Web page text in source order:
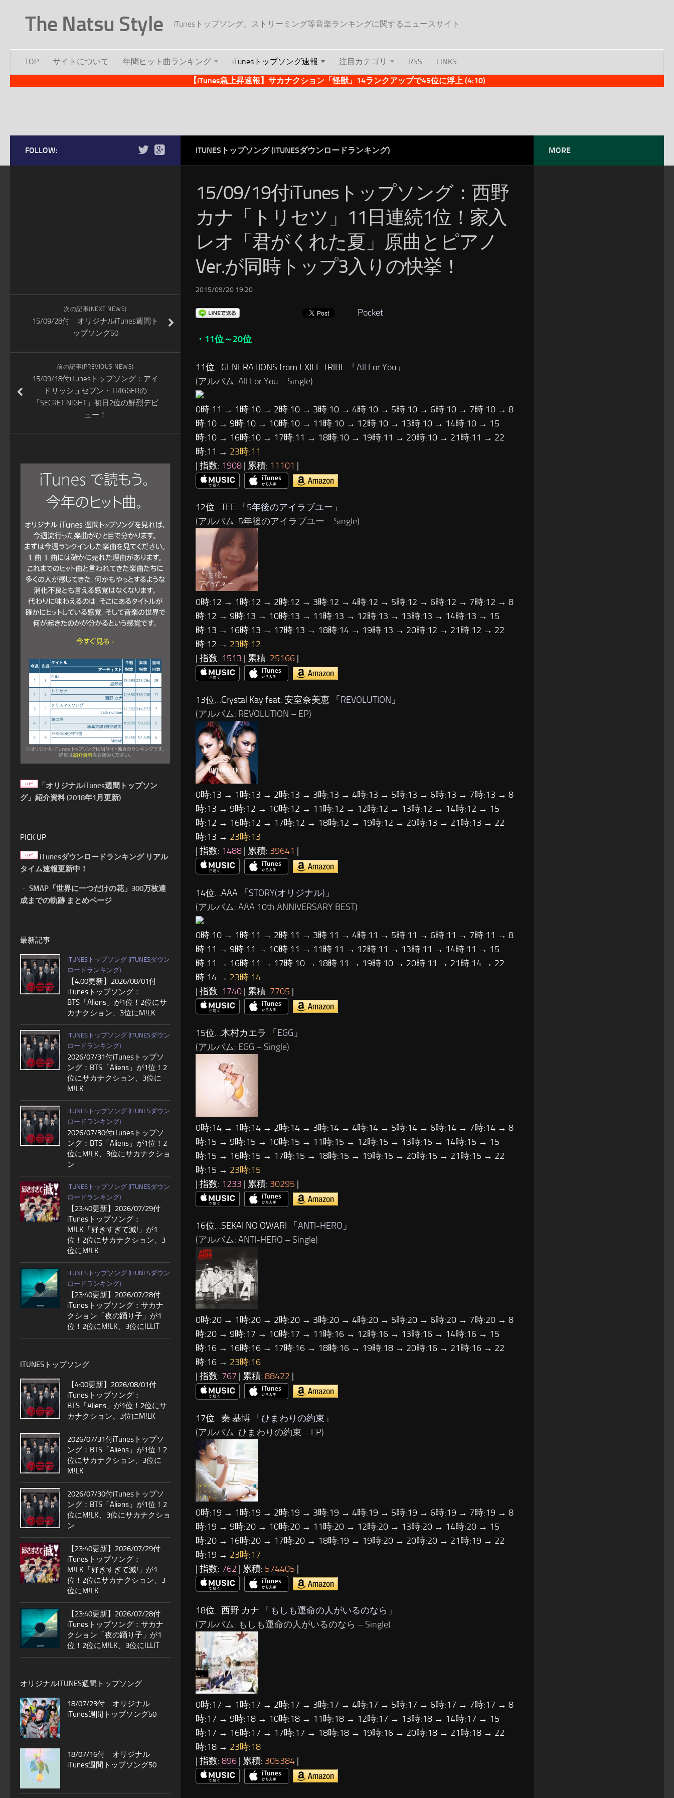
The Natsu Style iTunesトップソング、ストリーミング等音楽ランキングに関するニュースサイト
TOP サイトについて 年間ヒット曲ランキング iTunesトップソング速報 注目カテゴリ RSS
LINKS
【iTunes急上昇速報】サカナクション「怪獣」14ランクアップで45位に浮上 (4:10)
ITUNESトップソング (ITUNESダウンロードランキング)
15/09/19付iTunesトップソング：西野
カナ「トリセツ」11日連続1位！家入
レオ「君がくれた夏」原曲とピアノ
Ver.が同時トップ3入りの快挙！
2015/09/20 19:20
Pocket
・11位～20位
11位…GENERATIONS from EXILE TRIBE 「 All For You 」
(アルバム: All For You – Single)
0時:11 → 1時:10 → 2時:10 → 3時:10 → 4時:10 → 5時:10 → 6時:10 → 7時:10 → 8
時:10 → 9時:10 → 10時:10 → 11時:10 → 12時:10 → 13時:10 → 14時:10 → 15
時:10 → 16時:10 → 17時:11 → 18時:10 → 19時:11 → 20時:10 → 21時:11 → 22
時:11 → 23時:11
| 指数: 1908 | 累積: 11101 |
12位…TEE 「 5年後のアイラブユー 」
(アルバム: 5年後のアイラブユー – Single)
0時:12 → 1時:12 → 2時:12 → 3時:12 → 4時:12 → 5時:12 → 6時:12 → 7時:12 → 8
時:12 → 9時:13 → 10時:13 → 11時:13 → 12時:13 → 13時:13 → 14時:13 → 15
時:13 → 16時:13 → 17時:13 → 18時:14 → 19時:13 → 20時:12 → 21時:12 → 22
時:12 → 23時:12
| 指数: 1513 | 累積: 25166 |
13位…Crystal Kay feat. 安室奈美恵 「 REVOLUTION 」
(アルバム: REVOLUTION – EP)
0時:13 → 1時:13 → 2時:13 → 3時:13 → 4時:13 → 5時:13 → 6時:13 → 7時:13 → 8
時:13 → 9時:12 → 10時:12 → 11時:12 → 12時:12 → 13時:12 → 14時:12 → 15
時:12 → 16時:12 → 17時:12 → 18時:12 → 19時:12 → 20時:13 → 21時:13 → 22
時:13 → 23時:13
| 指数: 1488 | 累積: 39641 |
14位…AAA 「STORY(オリジナル) 」
(アルバム: AAA 10th ANNIVERSARY BEST)
0時:10 → 1時:11 → 2時:11 → 3時:11 → 4時:11 → 5時:11 → 6時:11 → 7時:11 → 8
時:11 → 9時:11 → 10時:11 → 11時:11 → 12時:11 → 13時:11 → 14時:11 → 15
時:11 → 16時:11 → 17時:10 → 18時:11 → 19時:10 → 20時:11 → 21時:14 → 22
時:14 → 23時:14
| 指数: 1740 | 累積: 7705 |
15位…木村カエラ 「 EGG 」
(アルバム: EGG – Single)
0時:14 → 1時:14 → 2時:14 → 3時:14 → 4時:14 → 5時:14 → 6時:14 → 7時:14 → 8
時:15 → 9時:15 → 10時:15 → 11時:15 → 12時:15 → 13時:15 → 14時:15 → 15
時:15 → 16時:15 → 17時:15 → 18時:15 → 19時:15 → 20時:15 → 21時:15 → 22
時:15 → 23時:15
| 指数: 1233 | 累積: 30295 |
16位…SEKAI NO OWARI 「 ANTI-HERO 」
(アルバム: ANTI-HERO – Single)
0時:20 → 1時:20 → 2時:20 → 3時:20 → 4時:20 → 5時:20 → 6時:20 → 7時:20 → 8
時:20 → 9時:17 → 10時:17 → 11時:16 → 12時:16 → 13時:16 → 14時:16 → 15
時:16 → 16時:16 → 17時:16 → 18時:16 → 19時:18 → 20時:16 → 21時:16 → 22
時:16 → 23時:16
| 指数: 767 | 累積: 88422 |
17位…秦 基博 「ひまわりの約束 」
(アルバム: ひまわりの約束 – EP)
0時:19 → 1時:19 → 2時:19 → 3時:19 → 4時:19 → 5時:19 → 6時:19 → 7時:19 → 8
時:19 → 9時:20 → 10時:20 → 11時:20 → 12時:20 → 13時:20 → 14時:20 → 15
時:20 → 16時:20 → 17時:20 → 18時:19 → 19時:20 → 20時:20 → 21時:19 → 22
時:19 → 23時:17
| 指数: 762 | 累積: 574405 |
18位…西野 カナ 「 もしも運命の人がいるのなら 」
(アルバム: もしも運命の人がいるのなら – Single)
0時:17 → 1時:17 → 2時:17 → 3時:17 → 4時:17 → 5時:17 → 6時:17 → 7時:17 → 8
時:17 → 9時:18 → 10時:18 → 11時:18 → 12時:17 → 13時:18 → 14時:17 → 15
時:17 → 16時:17 → 17時:17 → 18時:18 → 19時:16 → 20時:18 → 21時:18 → 22
時:18 → 23時:18
| 指数: 896 | 累積: 305384 |
FOLLOW:
次の記事(NEXT NEWS)
15/09/28付 オリジナルiTunes週間ト
ップソング50
前の記事(PREVIOUS NEWS)
15/09/18付iTunesトップソング：アイ
ドリッシュセブン・TRIGGERの
「SECRET NIGHT」初日2位の鮮烈デビ
ュー！
「オリジナルiTunes週間トップソン
グ」紹介資料 (2018年1月更新)
PICK UP
iTunesダウンロードランキング リアル
タイム速報更新中！
・ SMAP「世界に一つだけの花」300万枚達
成までの軌跡 まとめページ
最新記事
ITUNESトップソング (ITUNESダウン
ロードランキング)
【4:00更新】2026/08/01付
iTunesトップソング：
BTS「Aliens」が1位！2位にサ
カナクション、3位にM!LK
ITUNESトップソング (ITUNESダウン
ロードランキング)
2026/07/31付iTunesトップソ
ング：BTS「Aliens」が1位！2
位にサカナクション、3位に
M!LK
ITUNESトップソング (ITUNESダウン
ロードランキング)
2026/07/30付iTunesトップソ
ング：BTS「Aliens」が1位！2
位にM!LK、3位にサカナクショ
ン
ITUNESトップソング (ITUNESダウン
ロードランキング)
【23:40更新】2026/07/29付
iTunesトップソング：
M!LK「好きすぎて滅!」が1
位！2位にサカナクション、3
位にM!LK
ITUNESトップソング (ITUNESダウン
ロードランキング)
【23:40更新】2026/07/28付
iTunesトップソング：サカナ
クション「夜の踊り子」が1
位！2位にM!LK、3位にILLIT
ITUNESトップソング
【4:00更新】2026/08/01付
iTunesトップソング：
BTS「Aliens」が1位！2位にサ
カナクション、3位にM!LK
2026/07/31付iTunesトップソ
ング：BTS「Aliens」が1位！2
位にサカナクション、3位に
M!LK
2026/07/30付iTunesトップソ
ング：BTS「Aliens」が1位！2
位にM!LK、3位にサカナクショ
ン
【23:40更新】2026/07/29付
iTunesトップソング：
M!LK「好きすぎて滅!」が1
位！2位にサカナクション、3
位にM!LK
【23:40更新】2026/07/28付
iTunesトップソング：サカナ
クション「夜の踊り子」が1
位！2位にM!LK、3位にILLIT
オリジナルITUNES週間トップソング
18/07/23付 オリジナル
iTunes週間トップソング50
18/07/16付 オリジナル
iTunes週間トップソング50
MORE